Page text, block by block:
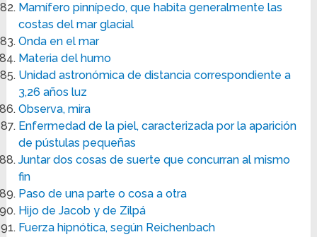
Mamífero pinnípedo, que habita generalmente las
costas del mar glacial
Onda en el mar
Materia del humo
Unidad astronómica de distancia correspondiente a
3,26 años luz
Observa, mira
Enfermedad de la piel, caracterizada por la aparición
de pústulas pequeñas
Juntar dos cosas de suerte que concurran al mismo
fin
Paso de una parte o cosa a otra
Hijo de Jacob y de Zilpá
Fuerza hipnótica, según Reichenbach